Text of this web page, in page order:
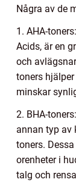
Några av de
1. AHA-
Acids, är en
och
toners
minskar
2. BHA-
annan typ av
toners.
orenheter i
talg och